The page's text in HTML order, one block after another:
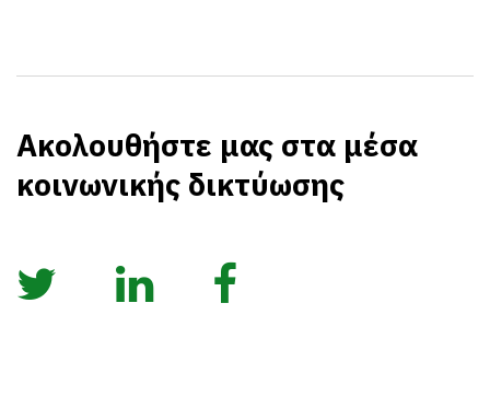
Ακολουθήστε μας στα μέσα
κοινωνικής δικτύωσης